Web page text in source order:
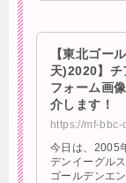
【東北ゴー
天)2020】チ
フォーム画
介します！
https://mf-
今日は、2005
デンイーグル
ゴールデンエ